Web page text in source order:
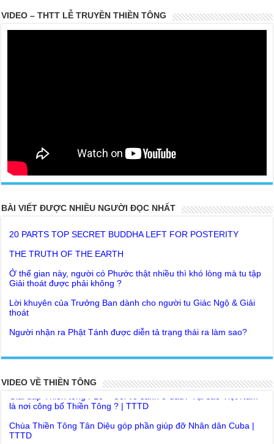
VIDEO – THTT LỄ TRUYỀN THIỀN TÔNG
BÀI VIẾT ĐƯỢC NHIỀU NGƯỜI ĐỌC NHẤT
20 PARTS TOP SECRET BUDDHA LEFT FOR POSTERITY
Giải thoát được phải không ?
Lời khuyên của Trưởng Ban dành cho người tu Giác Ngộ & Giải
thoát
Người nhận ra Phật Tánh được diễn tả trạng thái ra làm sao?
Như Lai Thanh Tịnh Thiền, Thiền Tông và Tổ Sư thiền là sao?
Lục Diệu Pháp Môn
Tu theo Thiền tông phải bỏ hết sao?
VIDEO VỀ THIỀN TÔNG
Khoa học bế tắc về tìm nguồn gốc sự sống con người. Thầy
là nơi công bố Thiền Tông ? | TTTD
Chùa Thiền Tông Tân Diệu góp phần giúp đỡ Nhân dân Cuba |
TTTD
Chùa Thiền Tông Tân Diệu được Đài truyền hình Việt Nam VTV9
phỏng vấn trực tiếp